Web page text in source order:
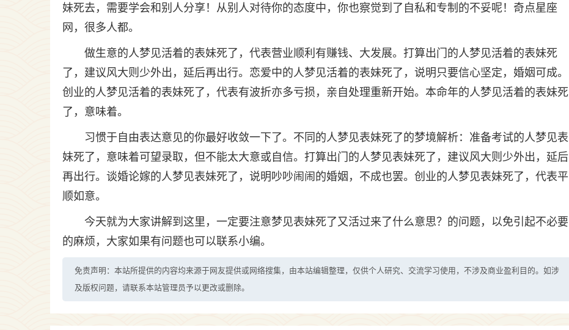
妹死去，需要学会和别人分享！从别人对待你的态度中，你也察觉到了自私和专制的不妥呢！奇点星座
网，很多人都。
做生意的人梦见活着的表妹死了，代表营业顺利有赚钱、大发展。打算出门的人梦见活着的表妹死
了，建议风大则少外出，延后再出行。恋爱中的人梦见活着的表妹死了，说明只要信心坚定，婚姻可成。
创业的人梦见活着的表妹死了，代表有波折亦多亏损，亲自处理重新开始。本命年的人梦见活着的表妹死
了，意味着。
习惯于自由表达意见的你最好收敛一下了。不同的人梦见表妹死了的梦境解析：准备考试的人梦见表
妹死了，意味着可望录取，但不能太大意或自信。打算出门的人梦见表妹死了，建议风大则少外出，延后
再出行。谈婚论嫁的人梦见表妹死了，说明吵吵闹闹的婚姻，不成也罢。创业的人梦见表妹死了，代表平
顺如意。
今天就为大家讲解到这里，一定要注意梦见表妹死了又活过来了什么意思？的问题，以免引起不必要
的麻烦，大家如果有问题也可以联系小编。
免责声明：本站所提供的内容均来源于网友提供或网络搜集，由本站编辑整理，仅供个人研究、交流学习使用，不涉及商业盈利目的。如涉
及版权问题，请联系本站管理员予以更改或删除。